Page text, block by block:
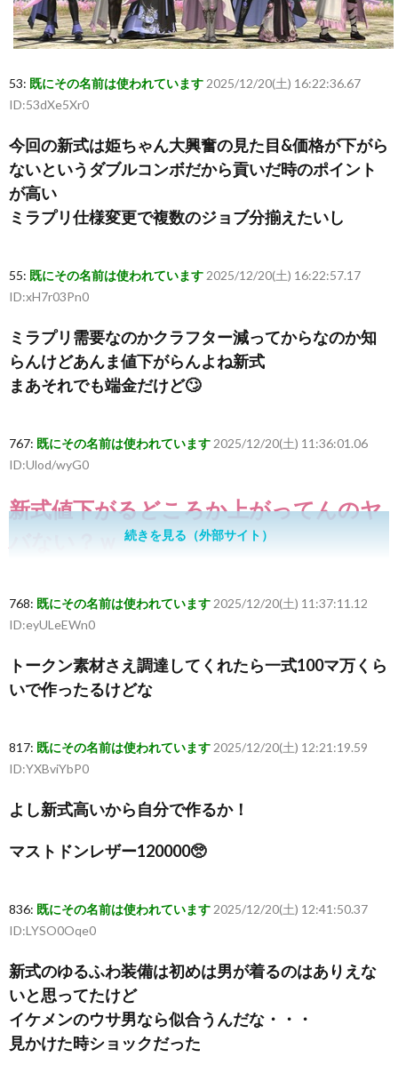
53: 既にその名前は使われています 2025/12/20(土) 16:22:36.67
ID:53dXe5Xr0
今回の新式は姫ちゃん大興奮の見た目&価格が下がら
ないというダブルコンボだから貢いだ時のポイント
が高い
ミラプリ仕様変更で複数のジョブ分揃えたいし
55: 既にその名前は使われています 2025/12/20(土) 16:22:57.17
ID:xH7r03Pn0
ミラプリ需要なのかクラフター減ってからなのか知
らんけどあんま値下がらんよね新式
まあそれでも端金だけど🙄
767: 既にその名前は使われています 2025/12/20(土) 11:36:01.06
ID:Ulod/wyG0
新式値下がるどころか上がってんのヤ
768: 既にその名前は使われています 2025/12/20(土) 11:37:11.12
ID:eyULeEWn0
トークン素材さえ調達してくれたら一式100マ万くら
いで作ったるけどな
817: 既にその名前は使われています 2025/12/20(土) 12:21:19.59
ID:YXBviYbP0
よし新式高いから自分で作るか！
マストドンレザー120000🥺
836: 既にその名前は使われています 2025/12/20(土) 12:41:50.37
ID:LYSO0Oqe0
新式のゆるふわ装備は初めは男が着るのはありえな
いと思ってたけど
イケメンのウサ男なら似合うんだな・・・
見かけた時ショックだった
続きを見る（外部サイト）